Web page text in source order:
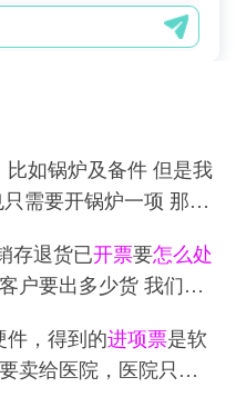
比如锅炉及备件 但是我
需要开锅炉一项 那我
开票直接走对私 那我们
怎么处理呢
存退货已开票要怎么处
户要出多少货 我们就
已给我们开专票，我
账开票，8/15前报税我
件，得到的进项票是软
卖给医院，医院只接